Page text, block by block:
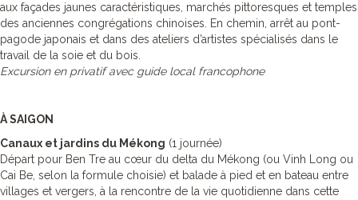
aux façades jaunes caractéristiques, marchés pittoresques et temples
des anciennes congrégations chinoises. En chemin, arrêt au pont-
pagode japonais et dans des ateliers d’artistes spécialisés dans le
travail de la soie et du bois.
Excursion en privatif avec guide local francophone
À SAIGON
Canaux et jardins du Mékong (1 journée)
Départ pour Ben Tre au cœur du delta du Mékong (ou Vinh Long ou
Cai Be, selon la formule choisie) et balade à pied et en bateau entre
villages et vergers, à la rencontre de la vie quotidienne dans cette